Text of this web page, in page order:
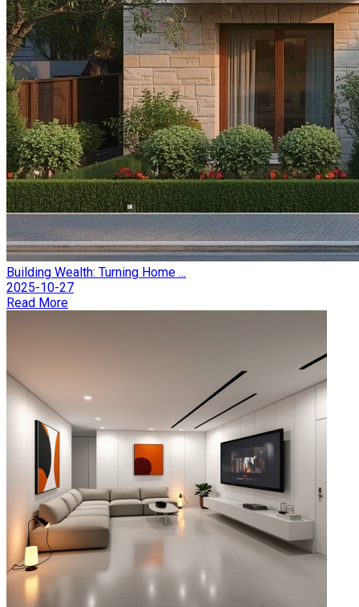
Building Wealth: Turning Home ...
2025-10-27
Read More